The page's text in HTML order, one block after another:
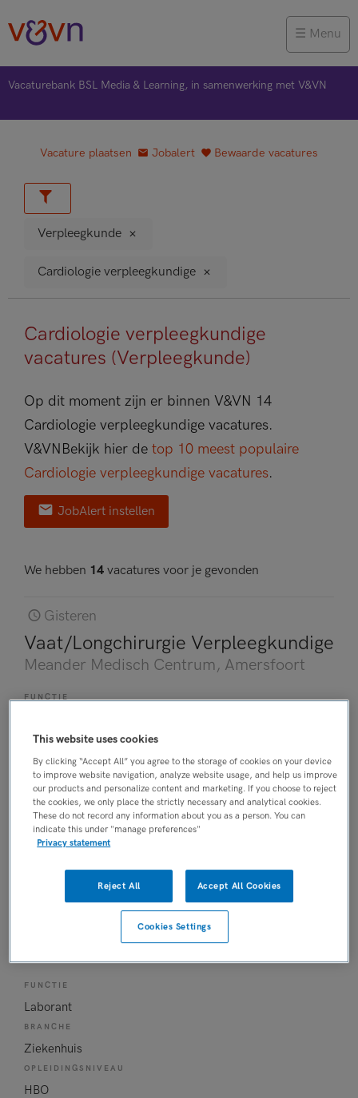
Menu
Vacaturebank BSL Media & Learning, in samenwerking met V&VN
Vacature plaatsen Jobalert Bewaarde vacatures
Verpleegkunde
Cardiologie verpleegkundige
Cardiologie verpleegkundige
vacatures (Verpleegkunde)
Op dit moment zijn er binnen V&VN 14
Cardiologie verpleegkundige vacatures.
V&VN Bekijk hier de top 10 meest populaire
Cardiologie verpleegkundige vacatures.
JobAlert instellen
We hebben 14 vacatures voor je gevonden
Gisteren
Vaat/Longchirurgie Verpleegkundige
Meander Medisch Centrum, Amersfoort
FUNCTIE
BRANCHE
Ziekenhuis
OPLEIDINGSNIVEAU
MBO
DIENSTVERBAND
Fulltime
04-08-2026
Hartfunctielaborant
interventiecardiologie
FUNCTIE
Laborant
BRANCHE
Ziekenhuis
OPLEIDINGSNIVEAU
HBO
This website uses cookies
By clicking “Accept All” you agree to the storage of cookies on your device
to improve website navigation, analyze website usage, and help us improve
our products and personalize content and marketing. If you choose to reject
the cookies, we only place the strictly necessary and analytical cookies.
These do not record any information about you as a person. You can
indicate this under "manage preferences"
Privacy statement
Reject All Accept All Cookies
Cookies Settings